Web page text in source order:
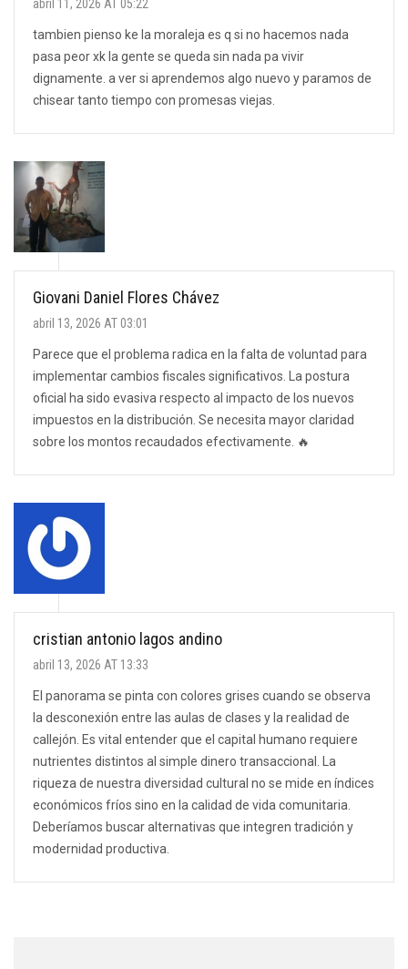
abril 11, 2026 AT 05:22
tambien pienso ke la moraleja es q si no hacemos nada
pasa peor xk la gente se queda sin nada pa vivir
dignamente. a ver si aprendemos algo nuevo y paramos de
chisear tanto tiempo con promesas viejas.
Giovani Daniel Flores Chávez
abril 13, 2026 AT 03:01
Parece que el problema radica en la falta de voluntad para
implementar cambios fiscales significativos. La postura
oficial ha sido evasiva respecto al impacto de los nuevos
impuestos en la distribución. Se necesita mayor claridad
sobre los montos recaudados efectivamente. 🔥
cristian antonio lagos andino
abril 13, 2026 AT 13:33
El panorama se pinta con colores grises cuando se observa
la desconexión entre las aulas de clases y la realidad de
callejón. Es vital entender que el capital humano requiere
nutrientes distintos al simple dinero transaccional. La
riqueza de nuestra diversidad cultural no se mide en índices
económicos fríos sino en la calidad de vida comunitaria.
Deberíamos buscar alternativas que integren tradición y
modernidad productiva.